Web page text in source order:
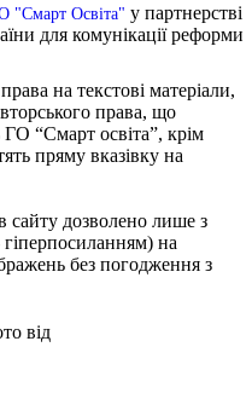
"Смарт Освіта" у партнерстві
для комунікації реформи
на текстові матеріали,
права, що
“Смарт освіта”, крім
пряму вказівку на
сайту дозволено лише з
на
без погодження з
від